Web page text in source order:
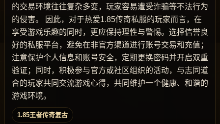
的交易环境往往复杂多变，玩家容易遭受诈骗等不法行为
的侵害。 因此，对于热爱1.85传奇私服的玩家而言，在
享受游戏乐趣的同时，更应保持理性与警惕。选择信誉良
好的私服平台，避免在非官方渠道进行账号交易和充值；
注意保护个人信息和账号安全，定期更换密码并开启双重
验证；同时，积极参与官方或社区组织的活动，与志同道
合的玩家共同交流游戏心得，共同维护一个健康、和谐的
游戏环境。
1.85王者传奇复古